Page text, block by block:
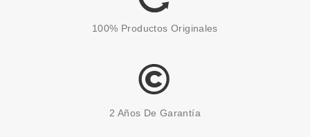
100% Productos Originales
2 Años De Garantía